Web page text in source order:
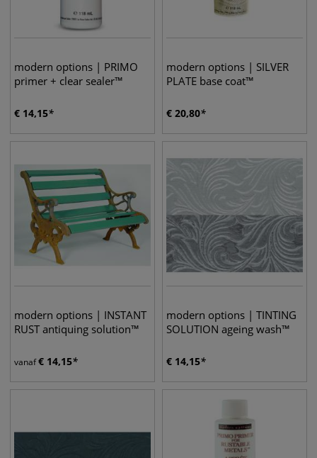
modern options | PRIMO
primer + clear sealer™
€ 14,15
modern options | SILVER
PLATE base coat™
€ 20,80
modern options | INSTANT
RUST antiquing solution™
vanaf€ 14,15
modern options | TINTING
SOLUTION ageing wash™
€ 14,15